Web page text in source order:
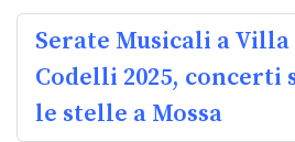
Serate Musicali a Villa
Codelli 2025, concerti
le stelle a Mossa